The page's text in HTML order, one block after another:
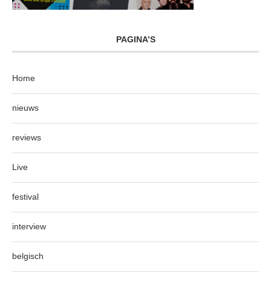
PAGINA’S
Home
nieuws
reviews
Live
festival
interview
belgisch